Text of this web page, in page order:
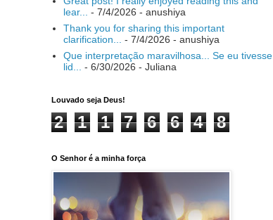
lear...
- 7/4/2026 - anushiya
Thank you for sharing this important
clarification...
- 7/4/2026 - anushiya
Que interpretação maravilhosa... Se eu tivesse
lid...
- 6/30/2026 - Juliana
Louvado seja Deus!
2 1 1 7 6 6 4 8
O Senhor é a minha força